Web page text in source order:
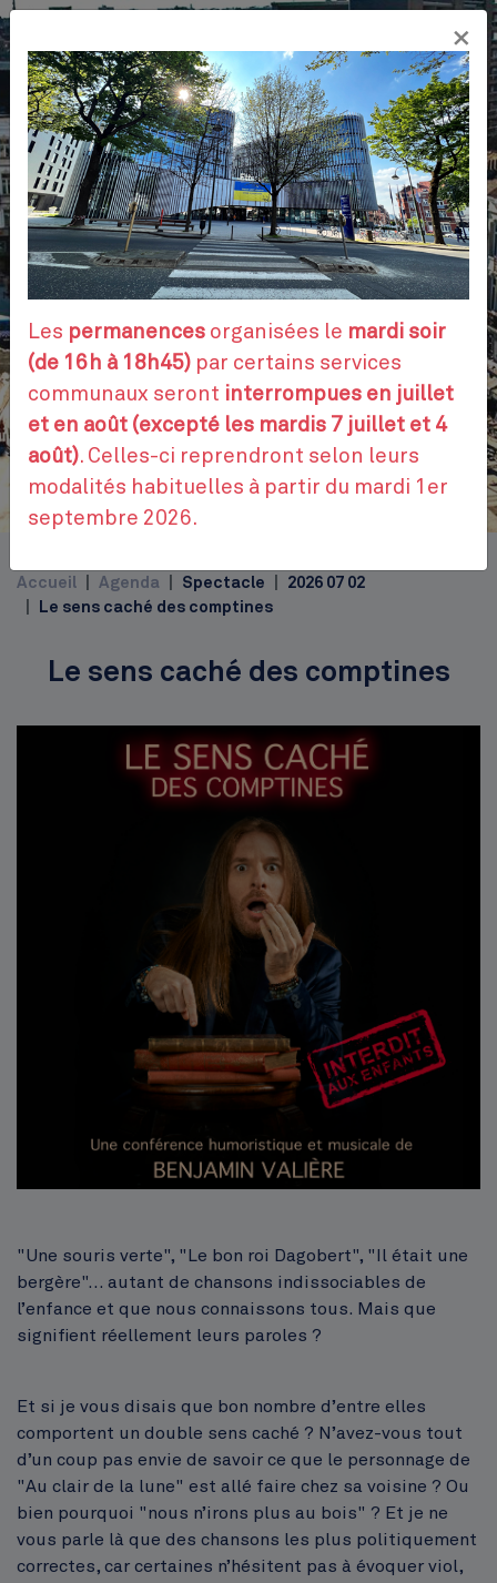
Aller
contenu
principal
Place Jourdan
VOS DÉMARCHES
RENDEZ-VOUS
CONTACTEZ-NOUS
FR
Accueil Agenda Spectacle
2026 07 02
Le sens caché des comptines
Le sens caché des comptines
"Une souris verte", "Le bon roi Dagobert", "Il était une
bergère"... autant de chansons indissociables de
l’enfance et que nous connaissons tous. Mais que
signifient réellement leurs paroles ?
Et si je vous disais que bon nombre d’entre elles
comportent un double sens caché ? N’avez-vous tout
d’un coup pas envie de savoir ce que le personnage de
"Au clair de la lune" est allé faire chez sa voisine ? Ou
bien pourquoi "nous n’irons plus au bois" ? Et je ne
vous parle là que des chansons les plus politiquement
correctes, car certaines n’hésitent pas à évoquer viol,
×
Les permanences organisées le mardi soir
(de 16h à 18h45) par certains services
communaux seront interrompues en juillet
et en août (excepté les mardis 7 juillet et 4
août). Celles-ci reprendront selon leurs
modalités habituelles à partir du mardi 1er
septembre 2026.